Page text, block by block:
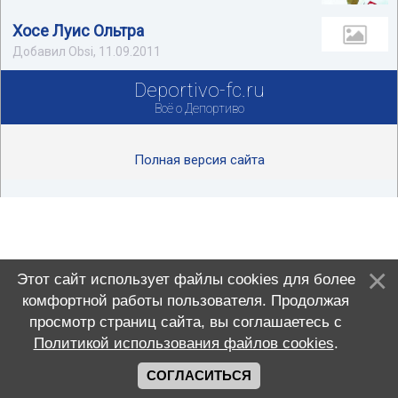
Хосе Луис Ольтра
Добавил Obsi, 11.09.2011
Deportivo-fc.ru
Всё о Депортиво
Полная версия сайта
Этот сайт использует файлы cookies для более
комфортной работы пользователя. Продолжая
просмотр страниц сайта, вы соглашаетесь с
Политикой использования файлов cookies.
СОГЛАСИТЬСЯ